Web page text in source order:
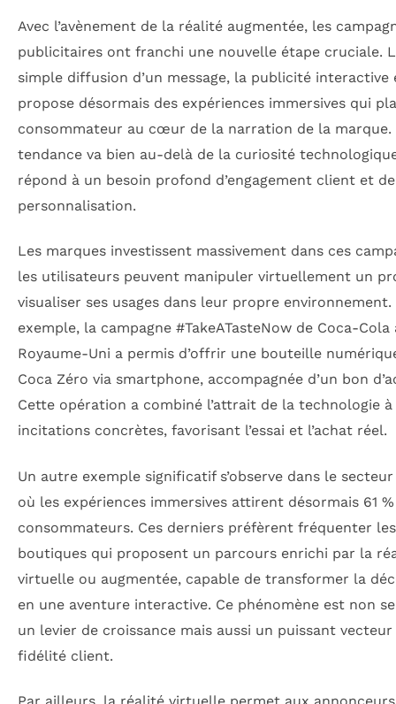
Avec l’avènement de la réalité augmentée, les
publicitaires ont franchi une nouvelle étape cruciale.
simple diffusion d’un message, la publicité interactive
propose désormais des expériences immersives qui
consommateur au cœur de la narration de la marque.
tendance va bien au-delà de la curiosité
répond à un besoin profond d’engagement client et de
personnalisation.
Les marques investissent massivement dans ces
les utilisateurs peuvent manipuler virtuellement un
visualiser ses usages dans leur propre environnement.
exemple, la campagne #TakeATasteNow de Coca-Cola
Royaume-Uni a permis d’offrir une bouteille
Coca Zéro via smartphone, accompagnée d’un bon
Cette opération a combiné l’attrait de la technologie à
incitations concrètes, favorisant l’essai et l’achat réel.
Un autre exemple significatif s’observe dans le
où les expériences immersives attirent désormais 61
consommateurs. Ces derniers préfèrent fréquenter les
boutiques qui proposent un parcours enrichi par la
virtuelle ou augmentée, capable de transformer la
en une aventure interactive. Ce phénomène est non
un levier de croissance mais aussi un puissant vecteur
fidélité client.